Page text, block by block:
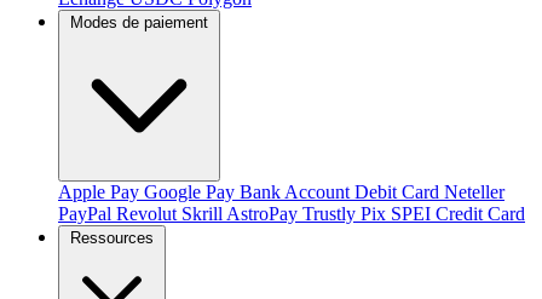
Modes de paiement
Apple Pay Google Pay Bank Account Debit Card Neteller
PayPal Revolut Skrill AstroPay Trustly Pix SPEI Credit Card
Ressources